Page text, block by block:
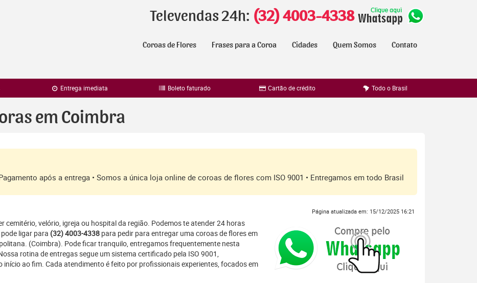
Televendas 24h: (32) 4003-4338
Coroas de Flores Frases para a Coroa Cidades Quem Somos Contato
Entrega imediata Boleto faturado Cartão de crédito Todo o Brasil
em Coimbra
após a entrega • Somos a única loja online de coroas de flores com ISO 9001 • Entregamos em todo Brasil
Página atualizada em: 15/12/2025 16:21
cemitério, velório, igreja ou hospital da região. Podemos te atender 24 horas
ligar para (32) 4003-4338 para pedir para entregar uma coroas de flores em
(Coimbra). Pode ficar tranquilo, entregamos frequentemente nesta
rotina de entregas segue um sistema certificado pela ISO 9001,
ao fim. Cada atendimento é feito por profissionais experientes, focados em